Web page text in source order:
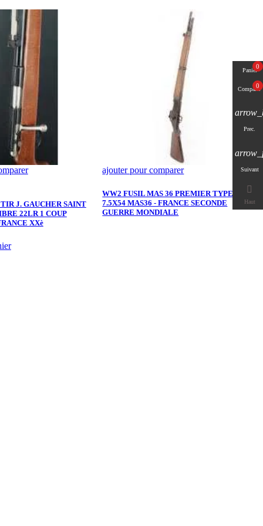
J. GAUCHER SAINT
22LR 1 COUP
XXè
ajouter pour comparer
WW2 FUSIL MAS 36 PREMIER TYPE 1940
7.5X54 MAS36 - FRANCE SECONDE
GUERRE MONDIALE
Panier
0
Comparer
0
Prec.
Suivant

Haut